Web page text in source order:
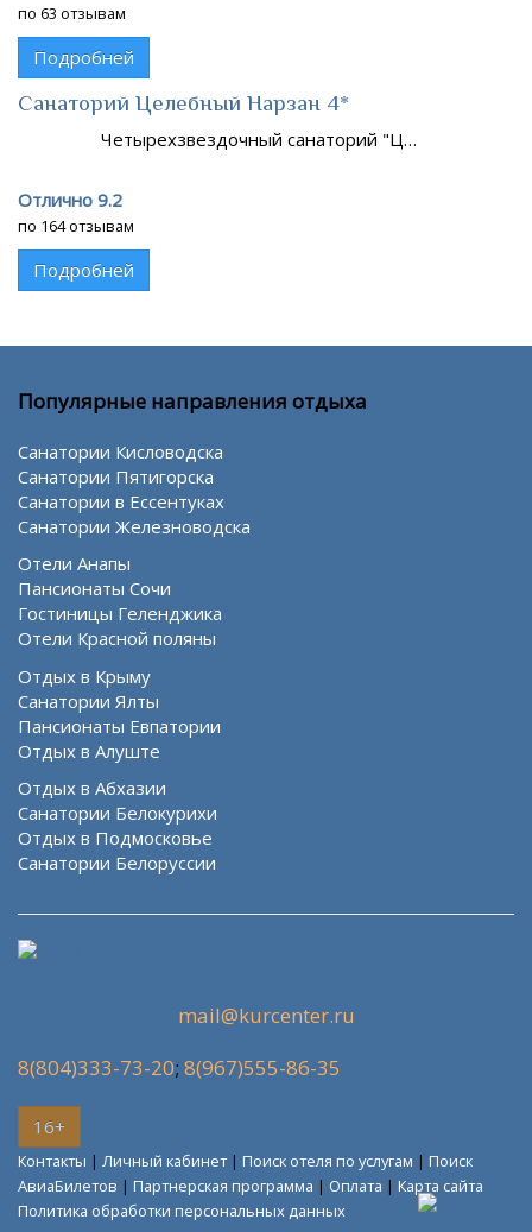
по 63 отзывам
Подробней
Санаторий Целебный Нарзан 4*
Четырехзвездочный санаторий "Ц…
Отлично 9.2
по 164 отзывам
Подробней
Популярные направления отдыха
Санатории Кисловодска
Санатории Пятигорска
Санатории в Ессентуках
Санатории Железноводска
Отели Анапы
Пансионаты Сочи
Гостиницы Геленджика
Отели Красной поляны
Отдых в Крыму
Санатории Ялты
Пансионаты Евпатории
Отдых в Алуште
Отдых в Абхазии
Санатории Белокурихи
Отдых в Подмосковье
Санатории Белоруссии
mail@kurcenter.ru
8(804)333-73-20; 8(967)555-86-35
16+
Контакты | Личный кабинет| Поиск отеля по услугам | Поиск
АвиаБилетов | Партнерская программа | Оплата | Карта сайта
Политика обработки персональных данных